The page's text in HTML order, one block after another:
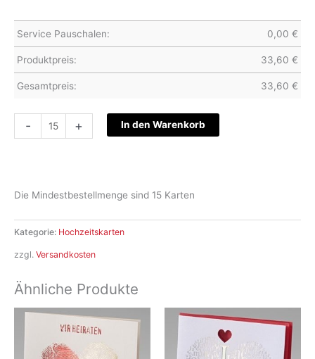
Service Pauschalen: 0,00 €
Produktpreis: 33,60 €
Gesamtpreis: 33,60 €
-
Hochzeitskarte
S15-
+ In den Warenkorb
Die Mindestbestellmenge sind 15 Karten
Kategorie: Hochzeitskarten
zzgl. Versandkosten
Ähnliche Produkte